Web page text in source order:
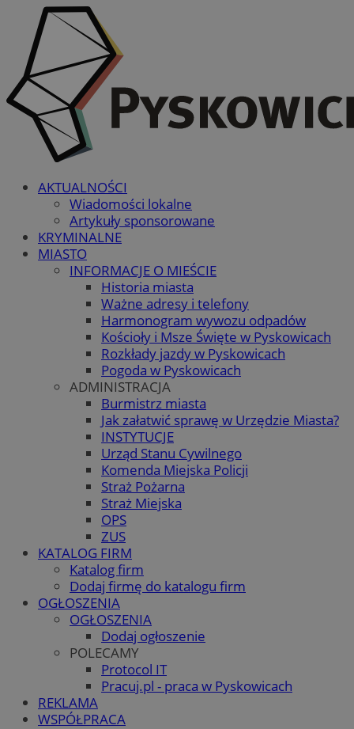
AKTUALNOŚCI
Wiadomości lokalne
Artykuły sponsorowane
KRYMINALNE
MIASTO
INFORMACJE O MIEŚCIE
Historia miasta
Ważne adresy i telefony
Harmonogram wywozu odpadów
Kościoły i Msze Święte w Pyskowicach
Rozkłady jazdy w Pyskowicach
Pogoda w Pyskowicach
ADMINISTRACJA
Burmistrz miasta
Jak załatwić sprawę w Urzędzie Miasta?
INSTYTUCJE
Urząd Stanu Cywilnego
Komenda Miejska Policji
Straż Pożarna
Straż Miejska
OPS
ZUS
KATALOG FIRM
Katalog firm
Dodaj firmę do katalogu firm
OGŁOSZENIA
OGŁOSZENIA
Dodaj ogłoszenie
POLECAMY
Protocol IT
Pracuj.pl - praca w Pyskowicach
REKLAMA
WSPÓŁPRACA